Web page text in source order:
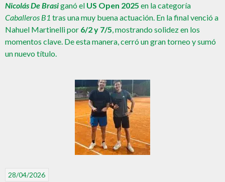
Nicolás De Brasiganó el US Open 2025 en la categoría
Caballeros B1 tras una muy buena actuación. En la final venció a
Nahuel Martinelli por 6/2 y 7/5, mostrando solidez en los
momentos clave. De esta manera, cerró un gran torneo y sumó
un nuevo título.
28/04/2026